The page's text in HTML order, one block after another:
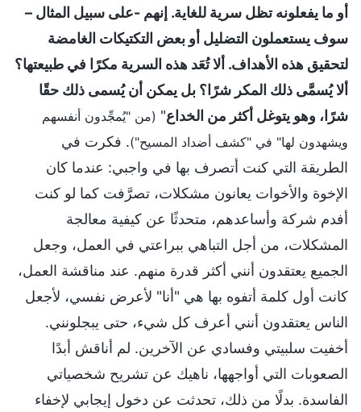
أو ما يفعلونه تظل سرية للغاية. إنهم -على سبيل المثال –
سوف يستعملون التضليل أو بعض التكتيكات الغامضة
لتحقيق هذه الأهداف. ألا تُعَد هذه السرية مكرًا في طبيعتها؟
ألا يُسمَّى ذلك المكر شرًا؟ بل يمكن أن يُسمى ذلك حقًا
شرًا، وهو يتوغل أكثر من الخداع" (من "يُمجِّدون أنفسهم
ويشهدون لها" في "كشف أضداد المسيح"). فكرت في
الطريقة التي كنت أتصرف بها في واجبي: عندما كان
الإخوة والأخوات يعانون مشكلات، تصرَّفت كما لو كنت
أفدم شركة وأساعدهم، متحدثًا عن كيفية معالجة
المشكلات، من أجل التباهي ببراعتي في العمل، وجعل
الجميع يعتقدون أنني أكثر قدرة منهم. عند مناقشة العمل،
كانت أول كلمة أتفوه بها هي "أنا" لأعرض نفسي، لأجعل
الناس يعتقدون أنني أعرف كل شيء، حتى يبجلونني.
أخفيت سلبيتي وفسادي عن الآخرين. لم أناقش أبدًا
الصعوبات التي أواجهها، ناهيك عن تشريح شخصياتي
الفاسدة. بدلًا من ذلك، تحدثت عن دخول إيجابي لإخفاء